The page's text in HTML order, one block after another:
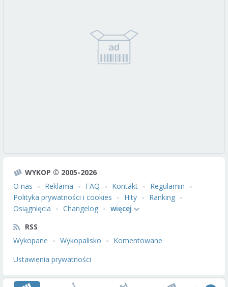
WYKOP © 2005-2026
O nas
Reklama FAQ Kontakt
Regulamin
Polityka prywatności i cookies
Hity
Ranking
Osiągnięcia
Changelog
więcej
RSS
Wykopane
Wykopalisko
Komentowane
Ustawienia prywatności